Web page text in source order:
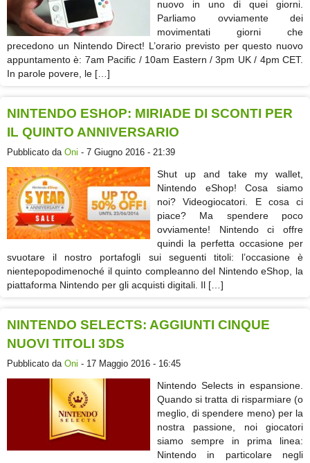
nuovo in uno di quei giorni.
Parliamo ovviamente dei
movimentati giorni che
precedono un Nintendo Direct! L’orario previsto per questo nuovo
appuntamento è: 7am Pacific / 10am Eastern / 3pm UK / 4pm CET.
In parole povere, le […]
NINTENDO ESHOP: MIRIADE DI SCONTI PER
IL QUINTO ANNIVERSARIO
Pubblicato da Oni - 7 Giugno 2016 - 21:39
Shut up and take my wallet,
Nintendo eShop! Cosa siamo
noi? Videogiocatori. E cosa ci
piace? Ma spendere poco
ovviamente! Nintendo ci offre
quindi la perfetta occasione per
svuotare il nostro portafogli sui seguenti titoli: l’occasione è
nientepopodimenoché il quinto compleanno del Nintendo eShop, la
piattaforma Nintendo per gli acquisti digitali. Il […]
NINTENDO SELECTS: AGGIUNTI CINQUE
NUOVI TITOLI 3DS
Pubblicato da Oni - 17 Maggio 2016 - 16:45
Nintendo Selects in espansione.
Quando si tratta di risparmiare (o
meglio, di spendere meno) per la
nostra passione, noi giocatori
siamo sempre in prima linea:
Nintendo in particolare negli